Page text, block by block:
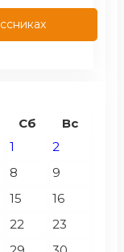
Сб
Вс
1
2
8
9
15
16
22
23